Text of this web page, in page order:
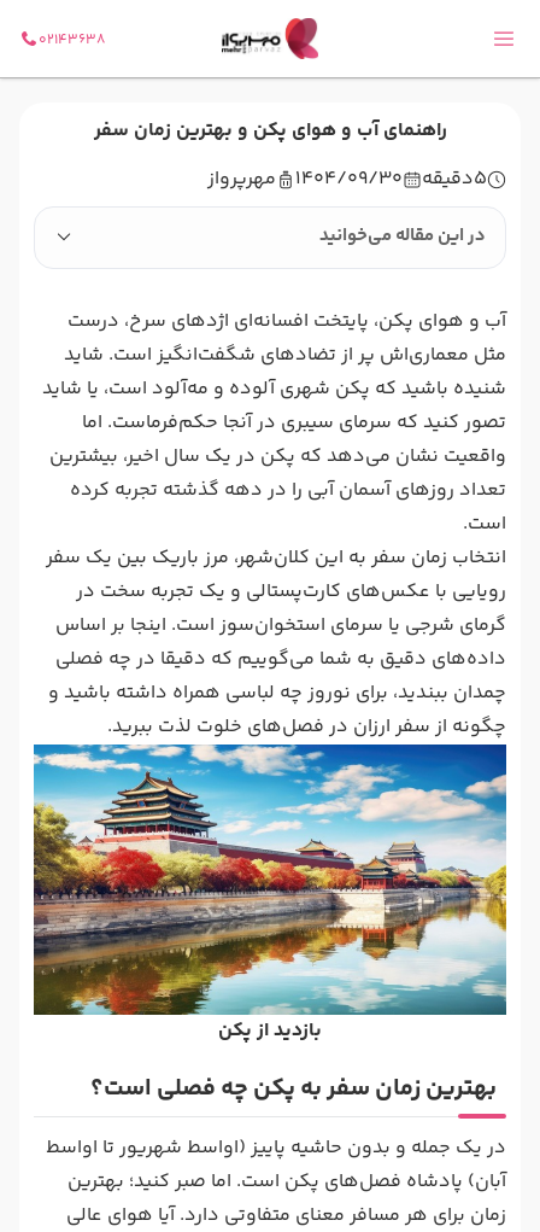
02143638
راهنمای آب و هوای پکن و بهترین زمان سفر
5دقیقه 1404/09/30 مهرپرواز
در این مقاله می‌خوانید
آب و هوای پکن، پایتخت افسانه‌ای اژدهای سرخ، درست
مثل معماری‌اش پر از تضادهای شگفت‌انگیز است. شاید
شنیده باشید که پکن شهری آلوده و مه‌آلود است، یا شاید
تصور کنید که سرمای سیبری در آنجا حکم‌فرماست. اما
واقعیت نشان می‌دهد که پکن در یک سال اخیر، بیشترین
تعداد روزهای آسمان آبی را در دهه گذشته تجربه کرده
است.
انتخاب زمان سفر به این کلان‌شهر، مرز باریک بین یک سفر
رویایی با عکس‌های کارت‌پستالی و یک تجربه سخت در
گرمای شرجی یا سرمای استخوان‌سوز است. اینجا بر اساس
داده‌های دقیق به شما می‌گوییم که دقیقا در چه فصلی
چمدان ببندید، برای نوروز چه لباسی همراه داشته باشید و
چگونه از سفر ارزان در فصل‌های خلوت لذت ببرید.
بازدید از پکن
بهترین زمان سفر به پکن چه فصلی است؟
در یک جمله و بدون حاشیه پاییز (اواسط شهریور تا اواسط
آبان) پادشاه فصل‌های پکن است. اما صبر کنید؛ بهترین
زمان برای هر مسافر معنای متفاوتی دارد. آیا هوای عالی